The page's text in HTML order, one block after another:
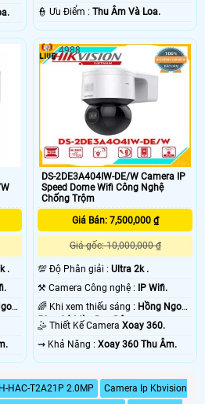
️👮 Ưu Điểm :Thu Âm Và Loa.
.
DS-2DE3A404IW-DE/W Camera IP
Speed Dome Wifi Công Nghệ
Chống Trộm
Giá Bán: 7,500,000 ₫
Giá gốc: 10,000,000 ₫
💯 Độ Phân giải :Ultra 2k .
⚒ Camera Công nghệ :
IP Wifi.
🌈 Khi xem thiếu sáng : Hồng Ngoại
50m Có Màu Ban Đêm.
🤹 Thiết Kế CameraXoay 360.
️⇝ Khả Năng :Xoay 360 Thu Âm.
4988
HAC-T2A21P 2.0MP
Camera Ip Kbvision